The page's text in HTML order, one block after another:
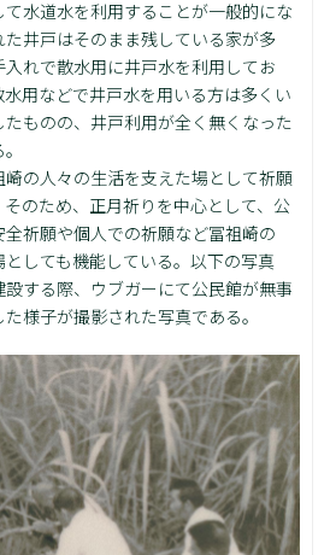
水道水を利用することが一般的にな
井戸はそのまま残している家が多
れで散水用に井戸水を利用してお
用などで井戸水を用いる方は多くい
ものの、井戸利用が全く無くなった
の人々の生活を支えた場として祈願
のため、正月祈りを中心として、公
祈願や個人での祈願など冨祖崎の
しても機能している。以下の写真
する際、ウブガーにて公民館が無事
様子が撮影された写真である。